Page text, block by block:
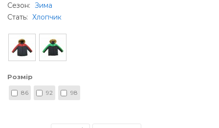
Сезон: Зима
Стать: Хлопчик
Розмір
86 92 98